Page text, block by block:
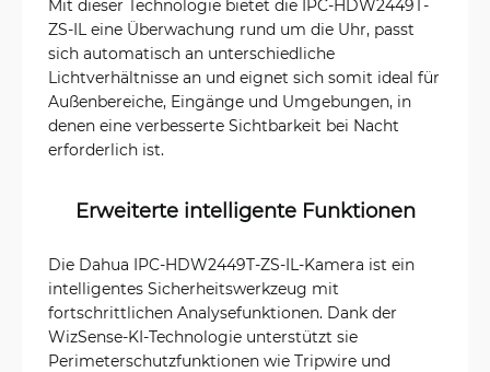
Mit dieser Technologie bietet die IPC-HDW2449T-
ZS-IL eine Überwachung rund um die Uhr, passt
sich automatisch an unterschiedliche
Lichtverhältnisse an und eignet sich somit ideal für
Außenbereiche, Eingänge und Umgebungen, in
denen eine verbesserte Sichtbarkeit bei Nacht
erforderlich ist.
Erweiterte intelligente Funktionen
Die Dahua IPC-HDW2449T-ZS-IL-Kamera ist ein
intelligentes Sicherheitswerkzeug mit
fortschrittlichen Analysefunktionen. Dank der
WizSense-KI-Technologie unterstützt sie
Perimeterschutzfunktionen wie Tripwire und